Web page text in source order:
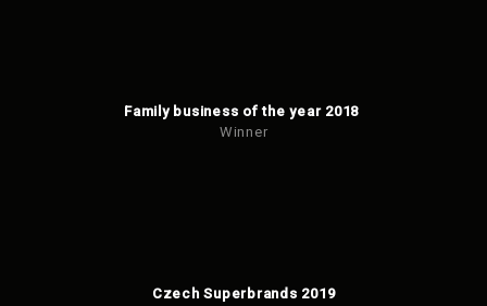
Family business of the year 2018
Winner
Czech Superbrands 2019